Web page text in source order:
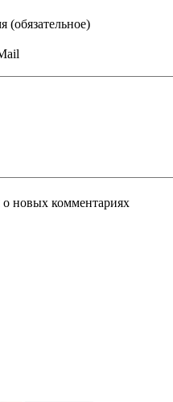
(обязательное)
о новых комментариях